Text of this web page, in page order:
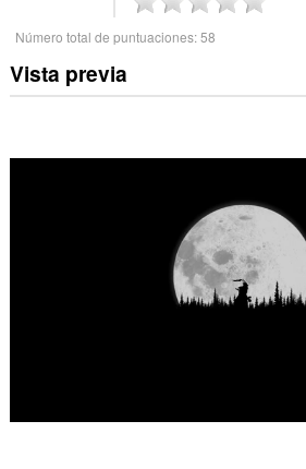
Número total de puntuaciones:58
Vista previa